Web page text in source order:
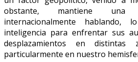
obstante, mantiene una
internacionalmente
inteligencia para enfrentar sus
desplazamientos en distintas
particularmente en nuestro